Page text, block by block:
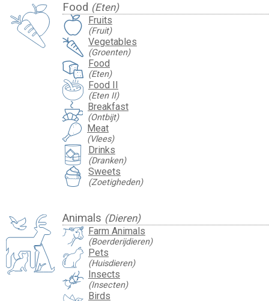
Food (Eten)
Fruits
(Fruit)
Vegetables
(Groenten)
Food
(Eten)
Food II
(Eten II)
Breakfast
(Ontbijt)
Meat
(Vlees)
Drinks
(Dranken)
Sweets
(Zoetigheden)
Animals (Dieren)
Farm Animals
(Boerderijdieren)
Pets
(Huisdieren)
Insects
(Insecten)
Birds